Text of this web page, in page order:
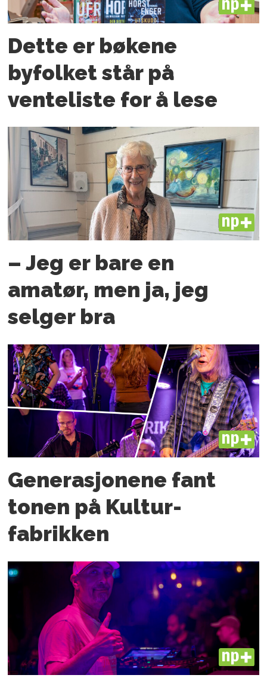
PLUS
Dette er bøkene
byfolket står på
venteliste for å lese
PLUS
– Jeg er bare en
amatør, men ja, jeg
selger bra
PLUS
Generasjonene fant
tonen på Kultur­
fabrikken
PLUS